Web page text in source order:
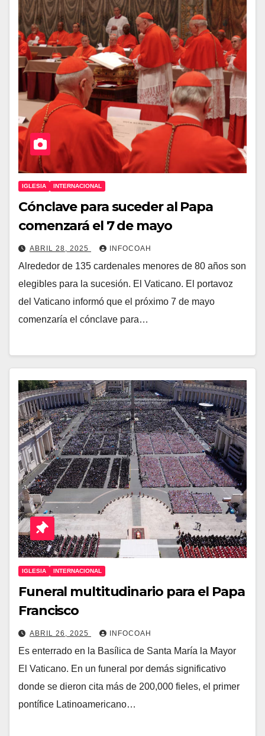
IGLESIA INTERNACIONAL
Cónclave para suceder al Papa
comenzará el 7 de mayo
ABRIL 28, 2025 INFOCOAH
Alrededor de 135 cardenales menores de 80 años son
elegibles para la sucesión. El Vaticano. El portavoz
del Vaticano informó que el próximo 7 de mayo
comenzaría el cónclave para…
IGLESIA INTERNACIONAL
Funeral multitudinario para el Papa
Francisco
ABRIL 26, 2025 INFOCOAH
Es enterrado en la Basílica de Santa María la Mayor
El Vaticano. En un funeral por demás significativo
donde se dieron cita más de 200,000 fieles, el primer
pontífice Latinoamericano…